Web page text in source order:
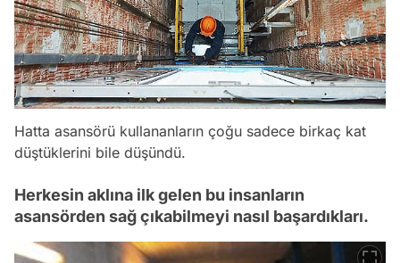
Hatta asansörü kullananların çoğu sadece birkaç kat
düştüklerini bile düşündü.
Herkesin aklına ilk gelen bu insanların
asansörden sağ çıkabilmeyi nasıl başardıkları.